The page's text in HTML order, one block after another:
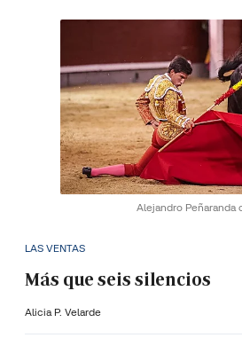
Alejandro Peñaranda
LAS VENTAS
Más que seis silencios
Alicia P. Velarde